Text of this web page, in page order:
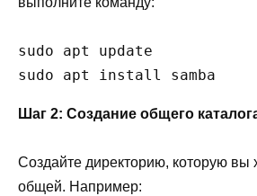
sudo apt update
sudo apt install samba
Шаг 2: Создание общего
Создайте директорию, которую вы
общей. Например: